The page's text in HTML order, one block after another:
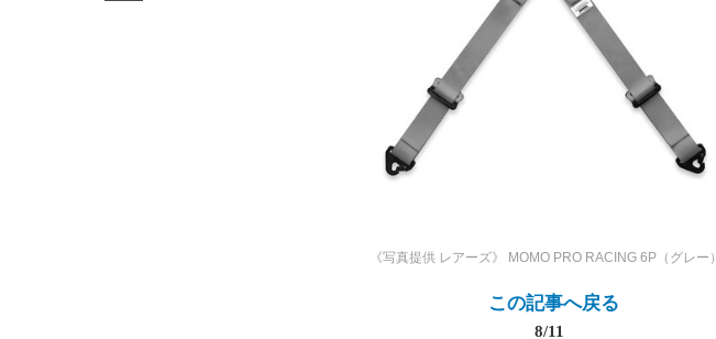
《写真提供 レアーズ》 MOMO PRO RACING 6P（グレー）
この記事へ戻る
8/11